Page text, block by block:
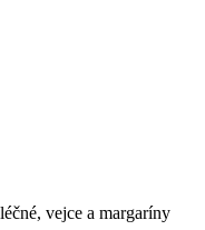
vejce a margaríny